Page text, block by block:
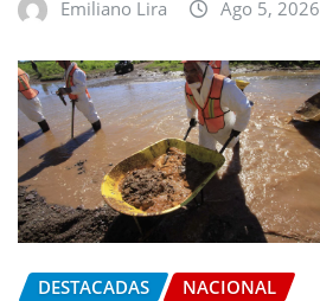
Emiliano Lira Ago 5, 2026
DESTACADAS NACIONAL